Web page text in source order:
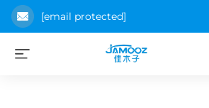
[email protected]